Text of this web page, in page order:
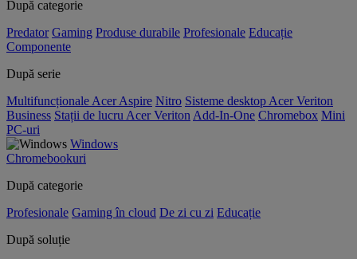
După categorie
Predator Gaming Produse durabile Profesionale Educație
Componente
După serie
Multifuncționale Acer Aspire Nitro Sisteme desktop Acer Veriton
Business Stații de lucru Acer Veriton Add-In-One Chromebox Mini
PC-uri
Windows
Chromebookuri
După categorie
Profesionale Gaming în cloud De zi cu zi Educație
După soluție